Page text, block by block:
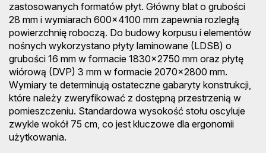
zastosowanych formatów płyt. Główny blat o grubości
28 mm i wymiarach 600x4100 mm zapewnia rozległą
powierzchnię roboczą. Do budowy korpusu i elementów
nośnych wykorzystano płyty laminowane (LDSB) o
grubości 16 mm w formacie 1830x2750 mm oraz płytę
wiórową (DVP) 3 mm w formacie 2070x2800 mm.
Wymiary te determinują ostateczne gabaryty konstrukcji,
które należy zweryfikować z dostępną przestrzenią w
pomieszczeniu. Standardowa wysokość stołu oscyluje
zwykle wokół 75 cm, co jest kluczowe dla ergonomii
użytkowania.